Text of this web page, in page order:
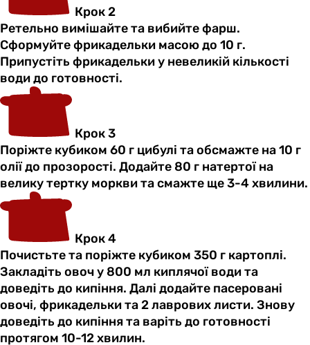
Крок 2
Ретельно вимішайте та вибийте фарш.
Сформуйте фрикадельки масою до 10 г.
Припустіть фрикадельки у невеликій кількості
води до готовності.
Крок 3
Поріжте кубиком 60 г цибулі та обсмажте на 10 г
олії до прозорості. Додайте 80 г натертої на
велику тертку моркви та смажте ще 3-4 хвилини.
Крок 4
Почистьте та поріжте кубиком 350 г картоплі.
Закладіть овоч у 800 мл киплячої води та
доведіть до кипіння. Далі додайте пасеровані
овочі, фрикадельки та 2 лаврових листи. Знову
доведіть до кипіння та варіть до готовності
протягом 10-12 хвилин.